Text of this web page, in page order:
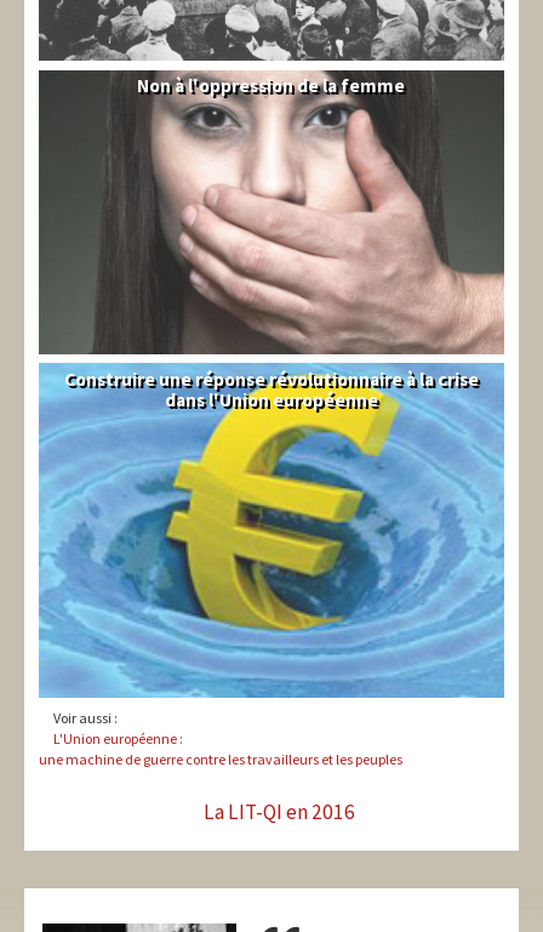
Syrie
Non à l'oppression de la femme
Syndical
Construire une réponse révolutionnaire à la crise
dans l'Union européenne
Voir aussi :
L'Union européenne :
une machine de guerre contre les travailleurs et les peuples
La LIT-QI en 2016